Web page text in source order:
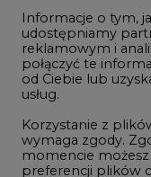
Gospodarka
Geopolityka
LTE450
Innowacje i AI
Informacje o tym,
udostępniamy
reklamowym i
połączyć te
od Ciebie lub
usług.
Korzystanie z
wymaga zgody.
momencie
preferencji plików